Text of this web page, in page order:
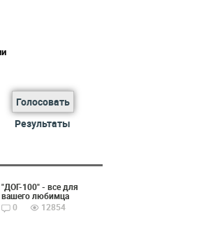
Голосовать
Результаты
"ДОГ-100" - все для
вашего любимца
0
12854